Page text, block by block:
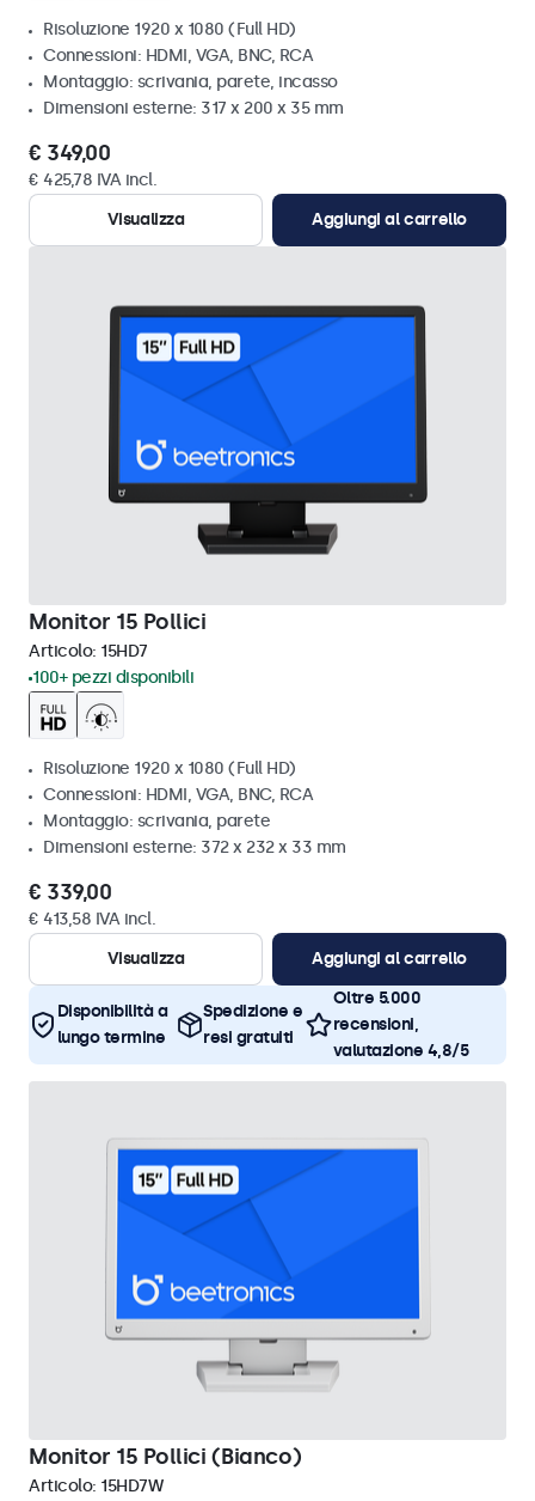
Risoluzione 1920 x 1080 (Full HD)
Connessioni: HDMI, VGA, BNC, RCA
Montaggio: scrivania, parete, incasso
Dimensioni esterne: 317 x 200 x 35 mm
€ 349,00
€ 425,78 IVA incl.
Visualizza
Aggiungi al carrello
Monitor 15 Pollici
Articolo: 15HD7
100+ pezzi disponibili
Risoluzione 1920 x 1080 (Full HD)
Connessioni: HDMI, VGA, BNC, RCA
Montaggio: scrivania, parete
Dimensioni esterne: 372 x 232 x 33 mm
€ 339,00
€ 413,58 IVA incl.
Visualizza
Aggiungi al carrello
Disponibilità a
lungo termine
Spedizione e
resi gratuiti
Oltre 5.000
recensioni,
valutazione 4,8/5
Monitor 15 Pollici (Bianco)
Articolo: 15HD7W